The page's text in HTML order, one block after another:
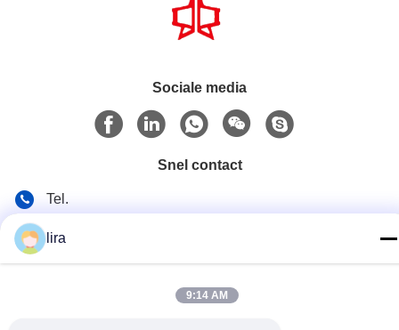
Sociale media
Snel contact
Tel.
E-mail
lira
9:14 AM